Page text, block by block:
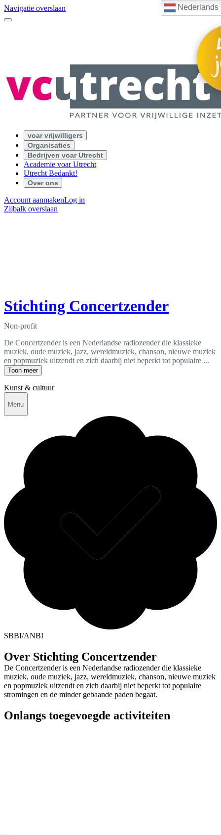
Nederlands
Navigatie overslaan
voar vrijwilligers
Organisaties
Bedrijven voar Utrecht
Academie voar Utrecht
Utrecht Bedankt!
Over ons
Account aanmakenLog in
Zijbalk overslaan
Stichting Concertzender
Non-profit
De Concertzender is een Nederlandse radiozender die klassieke
muziek, oude muziek, jazz, wereldmuziek, chanson, nieuwe muziek
en popmuziek uitzendt en zich daarbij niet beperkt tot populaire ...
Toon meer
Kunst & cultuur
Menu
SBBI/ANBI
Over Stichting Concertzender
De Concertzender is een Nederlandse radiozender die klassieke
muziek, oude muziek, jazz, wereldmuziek, chanson, nieuwe muziek
en popmuziek uitzendt en zich daarbij niet beperkt tot populaire
stromingen en de minder gebaande paden begaat.
Onlangs toegevoegde activiteiten